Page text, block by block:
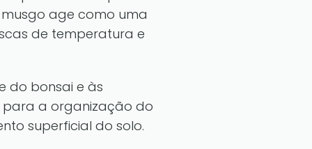
age como uma
de temperatura e
do bonsai e às
para a organização do
superficial do solo.